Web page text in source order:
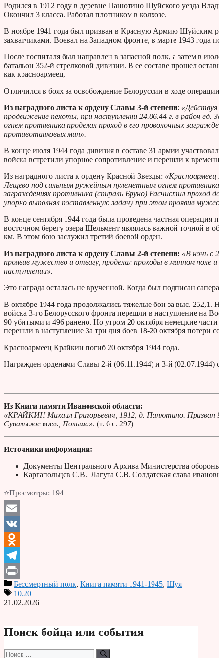
Родился в 1912 году в деревне Панютино Шуйского уезда
Окончил 3 класса. Работал плотником в колхозе.
В ноябре 1941 года был призван в Красную Армию Шуйским
захватчиками. Воевал на Западном фронте, в марте 1943
После госпиталя был направлен в запасной полк, а затем в
батальон 352-й стрелковой дивизии. В ее составе прошел
как красноармеец.
Отличился в боях за освобождение Белоруссии в ходе
Из наградного листа к ордену Славы 3-й степени:
продвижение пехоты, при наступлении 24.06.44 г. в район
огнем противника проделал проход в его проволочных
противотанковых мин».
В конце июля 1944 года дивизия в составе 31 армии
войска встретили упорное сопротивление и перешли к
Из наградного листа к ордену Красной Звезды: «Красноармеец
Лещево под сильным ружейным пулеметным огнем
заграждениях противника (спираль Бруно) Расчистил
упорно выполнял поставленную задачу при этом проявив
В конце сентября 1944 года была проведена частная
восточном берегу озера Шельмент являлась важной точной в
км. В этом бою заслужил третий боевой орден.
Из наградного листа к ордену Славы 2-й степени: «В ночь с
проявив мужество и отвагу, проделал проходы в минном поле
наступлении».
Это награда осталась не врученной. Когда был подписан
В октябре 1944 года продолжались тяжелые бои за выс. 252,1.
войска 3-го Белорусского фронта перешли в наступление на
90 убитыми и 496 ранено. Но утром 20 октября немецкие
перешли в наступление За три дня боев 18-20 октября потери
Красноармеец Крайкин погиб 20 октября 1944 года.
Награжден орденами Славы 2-й (06.11.1944) и 3-й (02.07.1944)
Из Книги памяти Ивановской области:
«КРАЙКИН Михаил Григорьевич, 1912, д. Панютино. Призван
Сувальское воев., Польша». (т. 6 с. 297)
Источники информации:
Документы Центрального Архива Министерства
Каргапольцев С.В., Лагута С.В. Солдатская слава
⭐Просмотры: 194
Email
VK
Odnoklassniki
Telegram
PrintБессмертный полк, Книга памяти 1941-1945, Шуя
10.20
21.02.2026
Поиск бойца или события
Поиск: